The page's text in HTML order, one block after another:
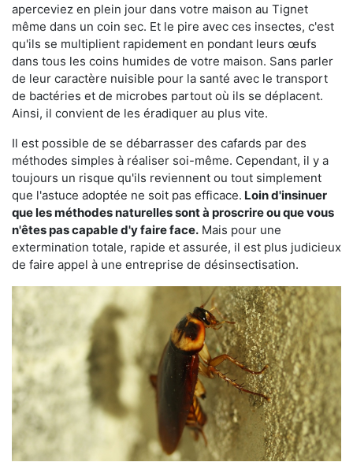
aperceviez en plein jour dans votre maison au Tignet
même dans un coin sec. Et le pire avec ces insectes, c'est
qu'ils se multiplient rapidement en pondant leurs œufs
dans tous les coins humides de votre maison. Sans parler
de leur caractère nuisible pour la santé avec le transport
de bactéries et de microbes partout où ils se déplacent.
Ainsi, il convient de les éradiquer au plus vite.
Il est possible de se débarrasser des cafards par des
méthodes simples à réaliser soi-même. Cependant, il y a
toujours un risque qu'ils reviennent ou tout simplement
que l'astuce adoptée ne soit pas efficace. Loin d'insinuer
que les méthodes naturelles sont à proscrire ou que vous
n'êtes pas capable d'y faire face. Mais pour une
extermination totale, rapide et assurée, il est plus judicieux
de faire appel à une entreprise de désinsectisation.